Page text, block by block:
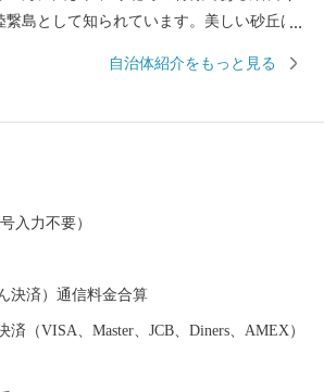
島として知られています。美しい砂丘は
た、半島から伸びた砂嘴の巴崎は小天橋と
て一揆軍からの総攻撃を守り抜いた「富
書およびワンストップ特例申請書は、寄附
します。 ・ワンストップ特例申請書をお
自治体紹介をもっと見る
入力不要）
決済）通信料金合算
済（VISA、Master、JCB、Diners、AMEX）